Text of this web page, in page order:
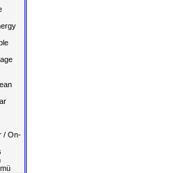
/ On-